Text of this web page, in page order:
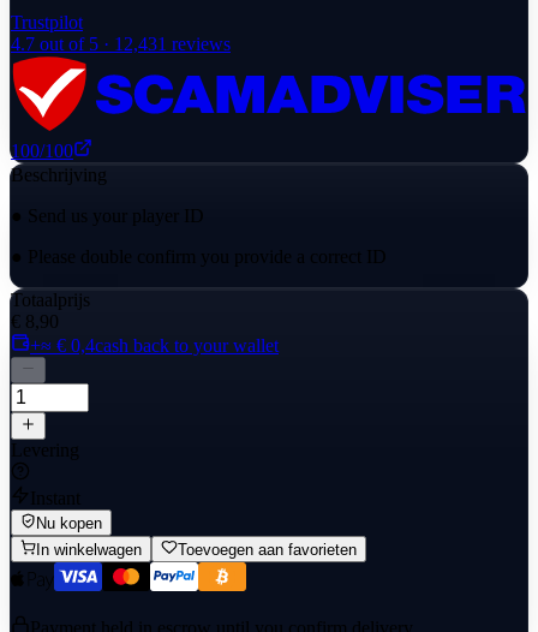
Trustpilot
4.7 out of 5 · 12,431 reviews
100/100
Beschrijving
● Send us your player ID
● Please double confirm you provide a correct ID
Totaalprijs
€ 8,90
+≈ € 0,4cash back to your wallet
Levering
Instant
Nu kopen
In winkelwagen
Toevoegen aan favorieten